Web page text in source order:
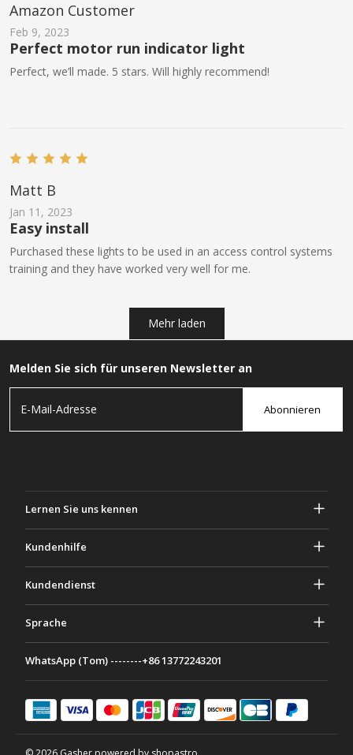
Amazon Customer
Feb 9, 2023
Perfect motor run indicator light
Perfect, we’ll made. 5 stars. Will highly recommend!
Matt B
Jan 11, 2023
Easy install
Purchased these lights to be used in an access control systems
training and they have worked very well for me.
Mehr laden
Melden Sie sich für unseren Newsletter an
Abonnieren
Lernen Sie uns kennen
Geschäftsbedingungen
Kundenhilfe
Kontaktiere uns
Kundendienst
Zahlungsmethoden
Sprache
Français
日本語
WhatsApp (Tom) --------+86 13772243201